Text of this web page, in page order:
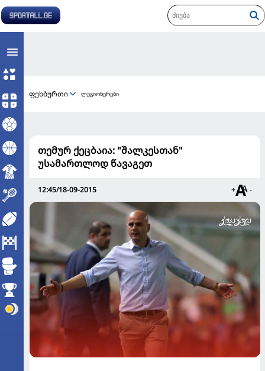
ფეხბურთი ლეგიონერები
თემურ ქეცბაია: "შალკესთან"
უსამართლოდ წავაგეთ
12:45/18-09-2015 + -